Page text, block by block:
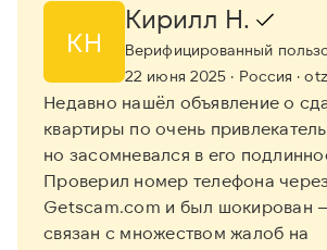
КН
Кирилл Н.
Верифицированный
22 июня 2025 · Россия ·
Недавно нашёл объявление о
квартиры по очень
но засомневался в его
Проверил номер телефона через
Getscam.com и был шокирован
связан с множеством жалоб на